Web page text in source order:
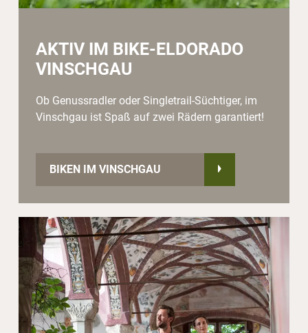
AKTIV IM BIKE-ELDORADO
VINSCHGAU
Ob Genussradler oder Singletrail-Süchtiger, im
Vinschgau ist Spaß auf zwei Rädern garantiert!
BIKEN IM VINSCHGAU